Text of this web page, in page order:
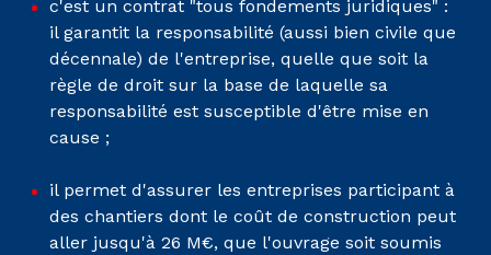
c'est un contrat "tous fondements juridiques" :
il garantit la responsabilité (aussi bien civile que
décennale) de l'entreprise, quelle que soit la
règle de droit sur la base de laquelle sa
responsabilité est susceptible d'être mise en
cause ;
il permet d'assurer les entreprises participant à
des chantiers dont le coût de construction peut
aller jusqu'à 26 M€, que l'ouvrage soit soumis